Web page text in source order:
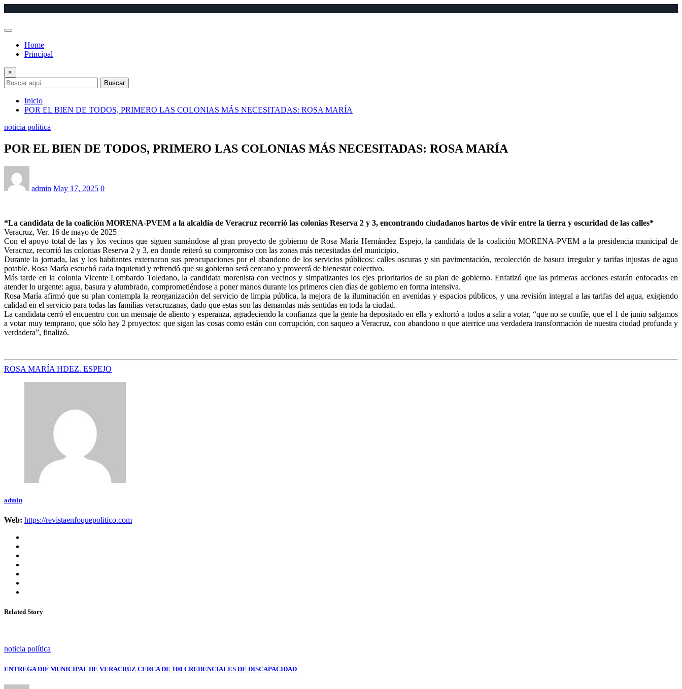
Home
Principal
×
Buscar
Inicio
POR EL BIEN DE TODOS, PRIMERO LAS COLONIAS MÁS NECESITADAS: ROSA MARÍA
noticia política
POR EL BIEN DE TODOS, PRIMERO LAS COLONIAS MÁS NECESITADAS: ROSA MARÍA
admin May 17, 2025 0
*La candidata de la coalición MORENA-PVEM a la alcaldía de Veracruz recorrió las colonias Reserva 2 y 3, encontrando ciudadanos hartos de vivir entre la tierra y oscuridad de las calles*
Veracruz, Ver. 16 de mayo de 2025
Con el apoyo total de las y los vecinos que siguen sumándose al gran proyecto de gobierno de Rosa María Hernández Espejo, la candidata de la coalición MORENA-PVEM a la presidencia municipal de
Veracruz, recorrió las colonias Reserva 2 y 3, en donde reiteró su compromiso con las zonas más necesitadas del municipio.
Durante la jornada, las y los habitantes externaron sus preocupaciones por el abandono de los servicios públicos: calles oscuras y sin pavimentación, recolección de basura irregular y tarifas injustas de agua
potable. Rosa María escuchó cada inquietud y refrendó que su gobierno será cercano y proveerá de bienestar colectivo.
Más tarde en la colonia Vicente Lombardo Toledano, la candidata morenista con vecinos y simpatizantes los ejes prioritarios de su plan de gobierno. Enfatizó que las primeras acciones estarán enfocadas en
atender lo urgente: agua, basura y alumbrado, comprometiéndose a poner manos durante los primeros cien días de gobierno en forma intensiva.
Rosa María afirmó que su plan contempla la reorganización del servicio de limpia pública, la mejora de la iluminación en avenidas y espacios públicos, y una revisión integral a las tarifas del agua, exigiendo
calidad en el servicio para todas las familias veracruzanas, dado que estas son las demandas más sentidas en toda la ciudad.
La candidata cerró el encuentro con un mensaje de aliento y esperanza, agradeciendo la confianza que la gente ha depositado en ella y exhortó a todos a salir a votar, “que no se confíe, que el 1 de junio salgamos
a votar muy temprano, que sólo hay 2 proyectos: que sigan las cosas como están con corrupción, con saqueo a Veracruz, con abandono o que aterrice una verdadera transformación de nuestra ciudad profunda y
verdadera”, finalizó.
ROSA MARÍA HDEZ. ESPEJO
admin
Web: https://revistaenfoquepolitico.com
Related Story
noticia política
ENTREGA DIF MUNICIPAL DE VERACRUZ CERCA DE 100 CREDENCIALES DE DISCAPACIDAD